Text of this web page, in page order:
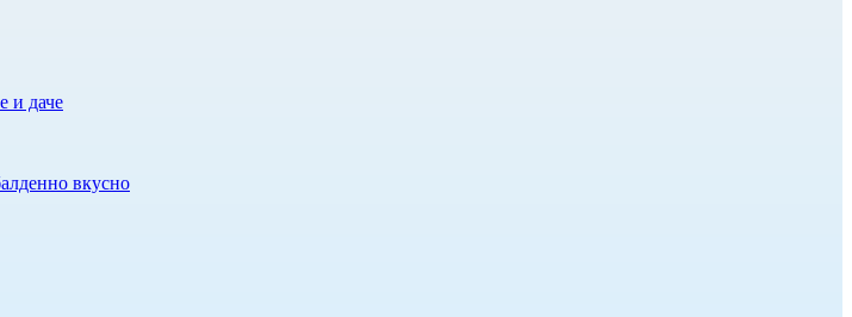
и даче
вкусно